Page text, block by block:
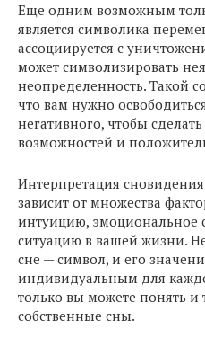
Еще одним возможным
является символика
ассоциируется с
может символизировать
неопределенность. Такой
что вам нужно
негативного, чтобы
возможностей и
Интерпретация
зависит от множества
интуицию, эмоциональное
ситуацию в вашей жизни.
сне — символ, и его
индивидуальным для
только вы можете понять и
собственные сны.